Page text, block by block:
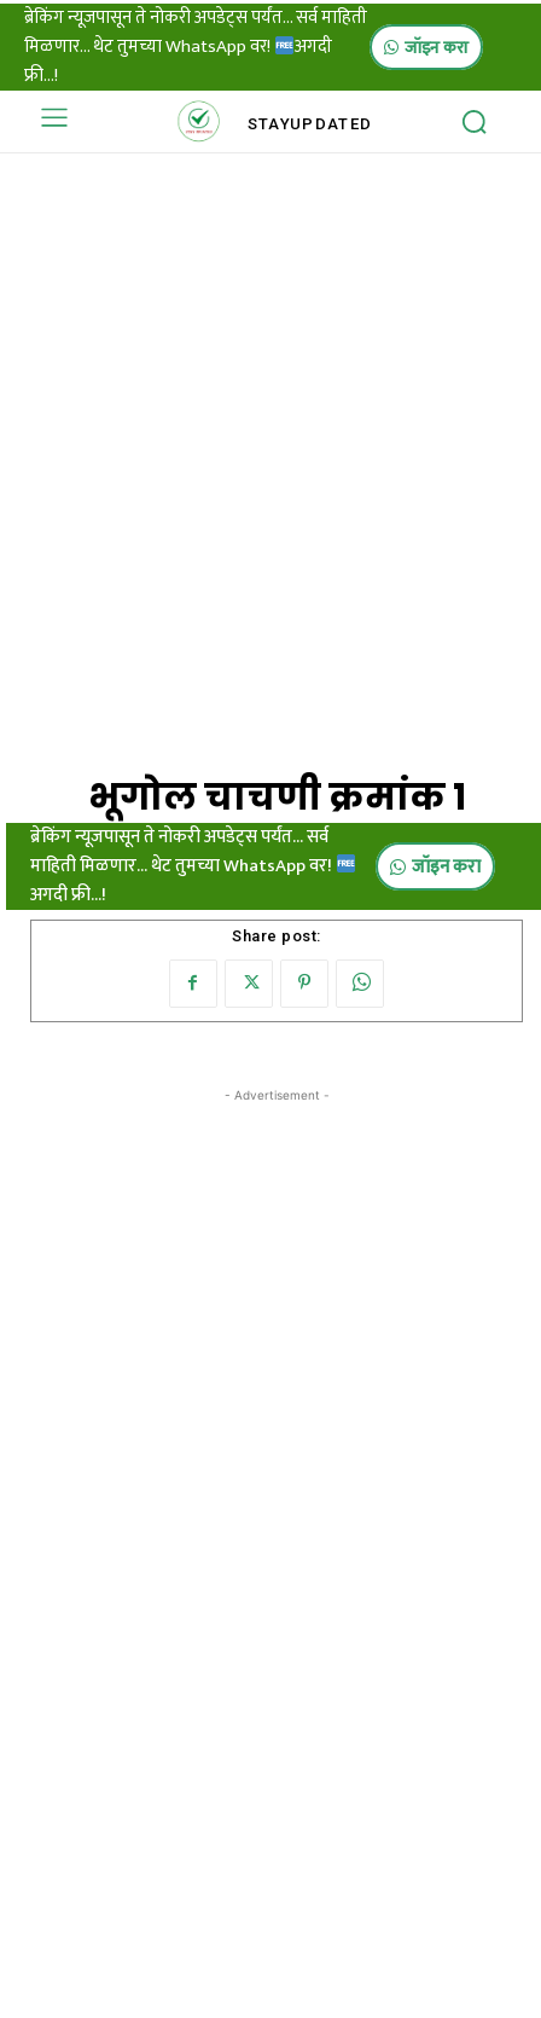
ब्रेकिंग न्यूजपासून ते नोकरी अपडेट्स पर्यंत... सर्व माहिती
मिळणार... थेट तुमच्या WhatsApp वर!
अगदी
फ्री...!
जॉइन करा
STAYUPDATED
भूगोल चाचणी क्रमांक १
ब्रेकिंग न्यूजपासून ते नोकरी अपडेट्स पर्यंत... सर्व
माहिती मिळणार... थेट तुमच्या WhatsApp वर!
अगदी फ्री...!
जॉइन करा
Share post:
- Advertisement -